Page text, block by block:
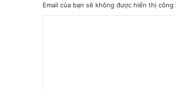
Email của bạn sẽ không được hiển thị công